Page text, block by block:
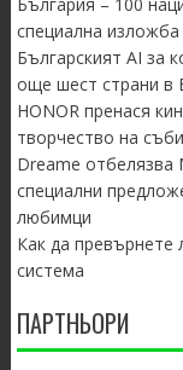
специална
Българският AI за
още шест страни в
HONOR пренася
творчество на
Dreame отбелязва
специални
любимци
Как да превърнете
система
ПАРТНЬОРИ